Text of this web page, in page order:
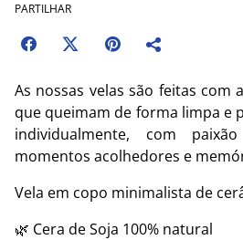
PARTILHAR
As nossas velas são feitas com
que queimam de forma limpa e
individualmente, com
momentos acolhedores e
Vela em copo minimalista de
🌿 Cera de Soja 100% natural